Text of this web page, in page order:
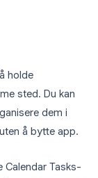
holde
sted. Du kan
dem i
å bytte app.
Calendar Tasks-